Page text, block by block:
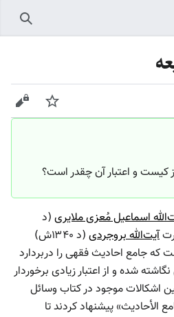
پیگیری
کیست و اعتبار آن چقدر است؟
اسماعیل مُعزی ملایری (د
آیت‌الله بروجردی
(د ۱۳۴۰ش)
که جامع احادیث فقهی را دربردارد
شده و از اعتبار زیادی برخوردار
اشکالات موجود در کتاب وسائل
الأحادیث» پیشنهاد کردند تا